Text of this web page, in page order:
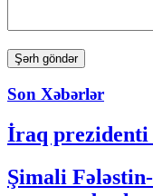
Son Xəbərlər
İraq prezidenti
Şimali